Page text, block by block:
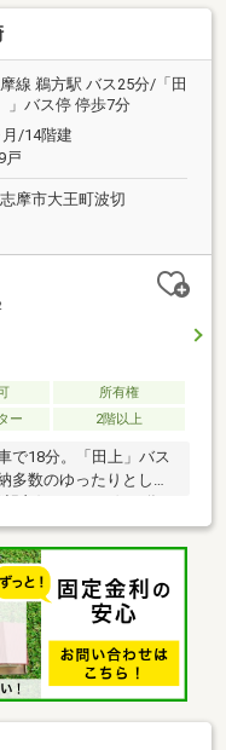
ースにおすすめ
線 鵜方駅 バス25分/「田
」バス停 停歩7分
/14階建
戸
摩市大王町波切
所有権
ー 2階以上
で18分。「田上」バス
多数のゆったりとした
ペット飼育可（細則あ
提供なし【その他専有
※変動費あり 水道料：